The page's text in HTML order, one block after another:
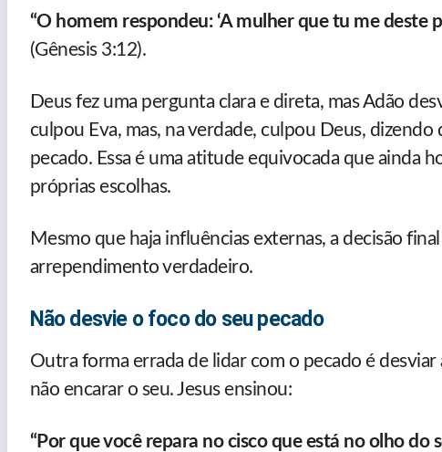
“O homem respondeu: ‘A mulher que tu me
(Gênesis 3:12).
Deus fez uma pergunta clara e direta, mas Adão
culpou Eva, mas, na verdade, culpou Deus,
pecado. Essa é uma atitude equivocada que ainda
próprias escolhas.
Mesmo que haja influências externas, a decisão
arrependimento verdadeiro.
Não desvie o foco do seu pecado
Outra forma errada de lidar com o pecado é
não encarar o seu. Jesus ensinou:
“Por que você repara no cisco que está no olho do